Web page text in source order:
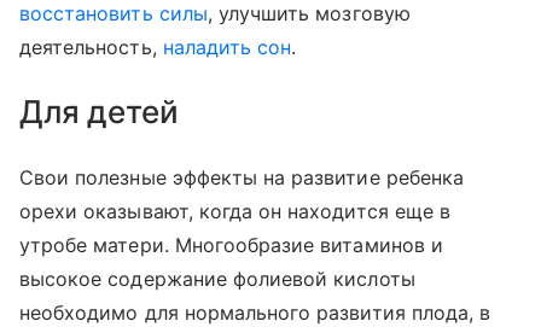
восстановить силы, улучшить мозговую
деятельность, наладить сон.
Для детей
Свои полезные эффекты на развитие ребенка
орехи оказывают, когда он находится еще в
утробе матери. Многообразие витаминов и
высокое содержание фолиевой кислоты
необходимо для нормального развития плода, в